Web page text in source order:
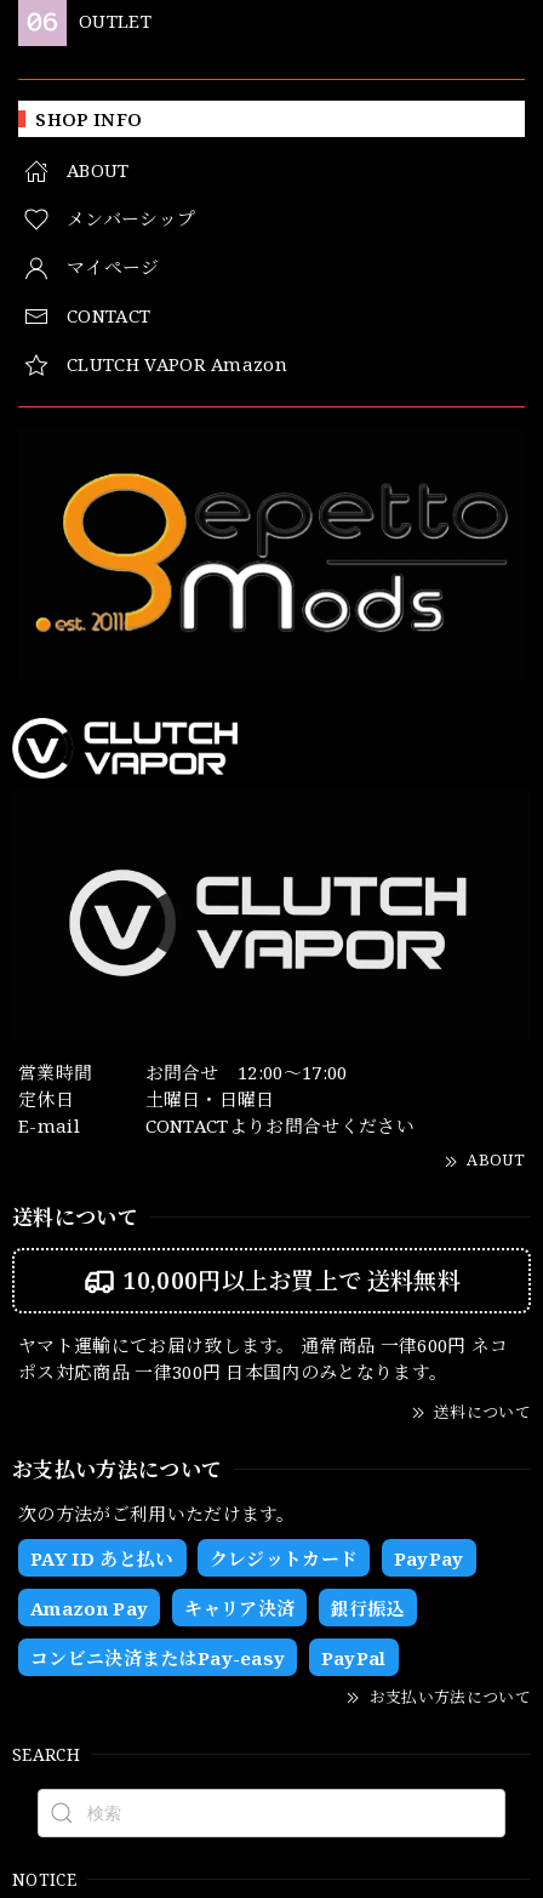
OUTLET
SHOP INFO
ABOUT
メンバーシップ
マイページ
CONTACT
CLUTCH VAPOR Amazon
営業時間
お問合せ 12:00～17:00
定休日
土曜日・日曜日
E-mail
CONTACTよりお問合せください
ABOUT
送料について
10,000円以上お買上で送料無料
ヤマト運輸にてお届け致します。 通常商品 一律600円 ネコ
ポス対応商品 一律300円 日本国内のみとなります。
送料について
お支払い方法について
次の方法がご利用いただけます。
PAY ID あと払い
クレジットカード PayPay
Amazon Pay キャリア決済 銀行振込
コンビニ決済またはPay-easy PayPal
お支払い方法について
SEARCH
NOTICE